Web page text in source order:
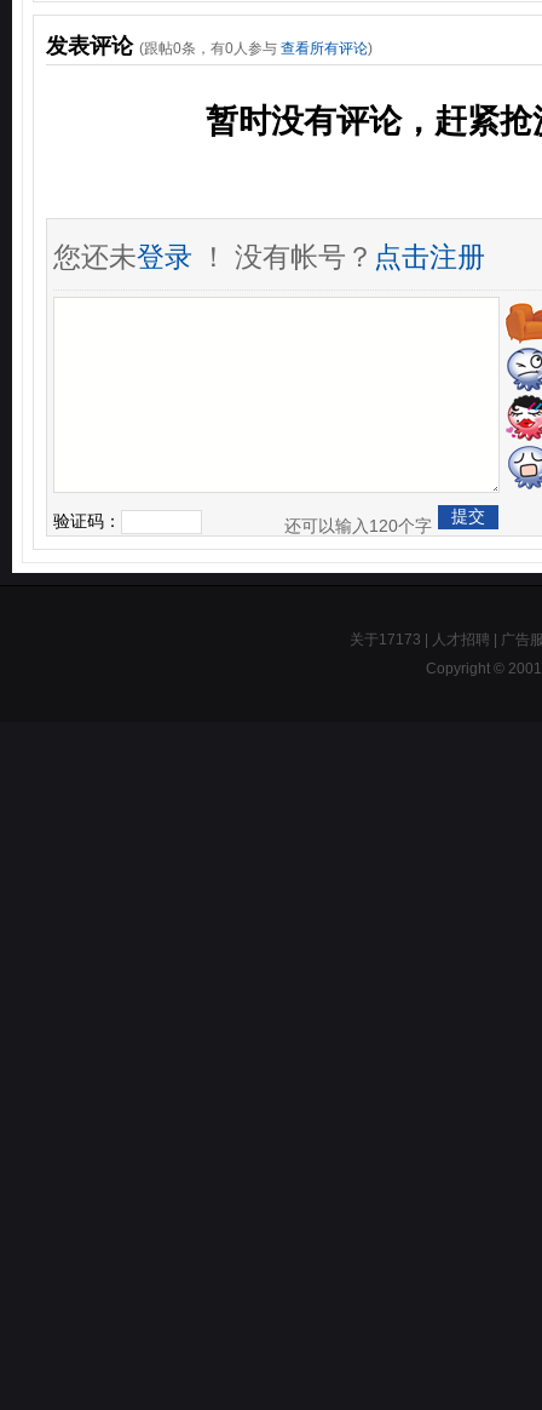
发表评论 (跟帖0条，有0人参与 查看所有评论)
暂时没有评论，赶紧抢
您还未登录 ！ 没有帐号？ 点击注册
验证码： 还可以输入 120个字
关于17173 人才招聘
广告
Copyright ©